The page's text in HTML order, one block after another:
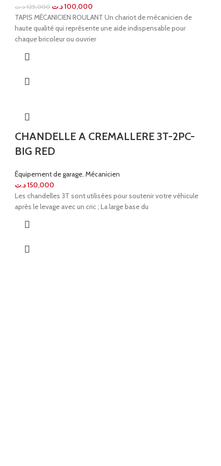
125,000 د.ت 100,000د.ت
TAPIS MÉCANICIEN ROULANT Un chariot de mécanicien de
haute qualité qui représente une aide indispensable pour
chaque bricoleur ou ouvrier
CHANDELLE A CREMALLERE 3T-2PC-
BIG RED
Équipement de garage, Mécanicien
150,000د.ت
Les chandelles 3T sont utilisées pour soutenir votre véhicule
après le levage avec un cric ; La large base du